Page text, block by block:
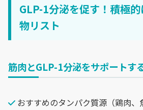
GLP-1分泌を促す！積極
物リスト
筋肉とGLP-1分泌をサポートす
おすすめのタンパク質源（鶏肉、